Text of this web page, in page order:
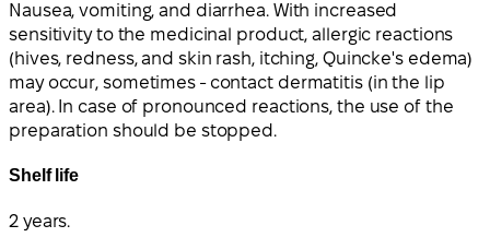
Nausea, vomiting, and diarrhea. With increased
sensitivity to the medicinal product, allergic reactions
(hives, redness, and skin rash, itching, Quincke's edema)
may occur, sometimes - contact dermatitis (in the lip
area). In case of pronounced reactions, the use of the
preparation should be stopped.
Shelf life
2 years.